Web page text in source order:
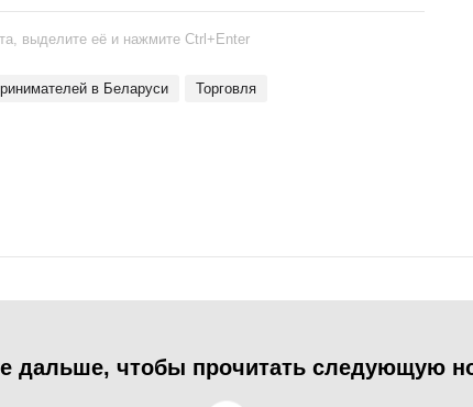
выделите её и нажмите Ctrl+Enter
в Беларуси торговля
дальше, чтобы прочитать следующую